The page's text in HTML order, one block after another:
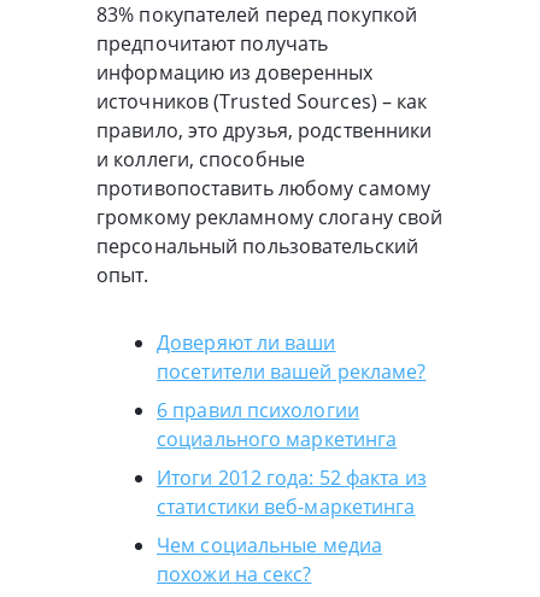
83% покупателей перед покупкой
предпочитают получать
информацию из доверенных
источников (Trusted Sources) – как
правило, это друзья, родственники
и коллеги, способные
противопоставить любому самому
громкому рекламному слогану свой
персональный пользовательский
опыт.
Доверяют ли ваши
посетители вашей рекламе?
6 правил психологии
социального маркетинга
Итоги 2012 года: 52 факта из
статистики веб-маркетинга
Чем социальные медиа
похожи на cекс?